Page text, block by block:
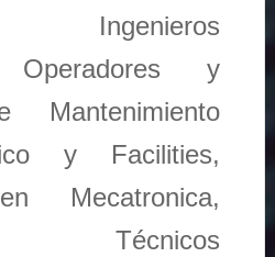
Ingenieros
Operadores y
Mantenimiento
y Facilities,
Mecatronica,
Técnicos